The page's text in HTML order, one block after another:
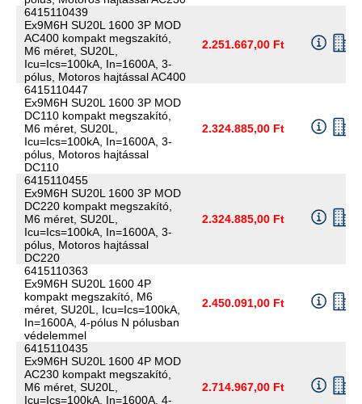
6415110439
Ex9M6H SU20L 1600 3P MOD
AC400 kompakt megszakító,
M6 méret, SU20L,
Icu=Ics=100kA, In=1600A, 3-
pólus, Motoros hajtással AC400
2.251.667,00 Ft
6415110447
Ex9M6H SU20L 1600 3P MOD
DC110 kompakt megszakító,
M6 méret, SU20L,
Icu=Ics=100kA, In=1600A, 3-
pólus, Motoros hajtással
DC110
2.324.885,00 Ft
6415110455
Ex9M6H SU20L 1600 3P MOD
DC220 kompakt megszakító,
M6 méret, SU20L,
Icu=Ics=100kA, In=1600A, 3-
pólus, Motoros hajtással
DC220
2.324.885,00 Ft
6415110363
Ex9M6H SU20L 1600 4P
kompakt megszakító, M6
méret, SU20L, Icu=Ics=100kA,
In=1600A, 4-pólus N pólusban
védelemmel
2.450.091,00 Ft
6415110435
Ex9M6H SU20L 1600 4P MOD
AC230 kompakt megszakító,
M6 méret, SU20L,
Icu=Ics=100kA, In=1600A, 4-
2.714.967,00 Ft